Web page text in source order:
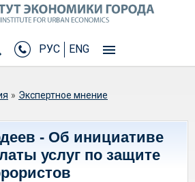
РУС ENG
» Экспертное мнение
- Об инициативе
услуг по защите